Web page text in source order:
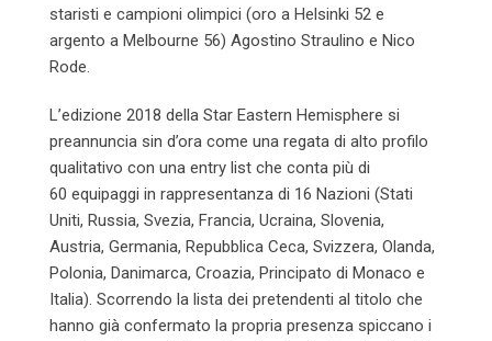
staristi e campioni olimpici (oro a Helsinki 52 e
argento a Melbourne 56) Agostino Straulino e Nico
Rode.
L’edizione 2018 della Star Eastern Hemisphere si
preannuncia sin d’ora come una regata di alto profilo
qualitativo con una entry list che conta più di
60 equipaggi in rappresentanza di 16 Nazioni (Stati
Uniti, Russia, Svezia, Francia, Ucraina, Slovenia,
Austria, Germania, Repubblica Ceca, Svizzera, Olanda,
Polonia, Danimarca, Croazia, Principato di Monaco e
Italia). Scorrendo la lista dei pretendenti al titolo che
hanno già confermato la propria presenza spiccano i